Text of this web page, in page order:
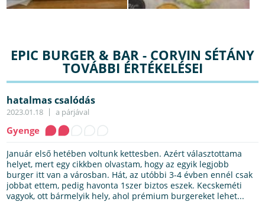
EPIC BURGER & BAR - CORVIN SÉTÁNY
TOVÁBBI ÉRTÉKELÉSEI
hatalmas csalódás
2023.01.18 a párjával
Gyenge
Január első hetében voltunk kettesben. Azért választottama
helyet, mert egy cikkben olvastam, hogy az egyik legjobb
burger itt van a városban. Hát, az utóbbi 3-4 évben ennél csak
jobbat ettem, pedig havonta 1szer biztos eszek. Kecskeméti
vagyok, ott bármelyik hely, ahol prémium burgereket lehet...